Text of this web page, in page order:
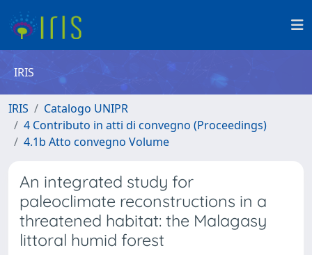
IRIS
IRIS
Catalogo UNIPR
4 Contributo in atti di convegno (Proceedings)
4.1b Atto convegno Volume
An integrated study for
paleoclimate reconstructions in a
threatened habitat: the Malagasy
littoral humid forest